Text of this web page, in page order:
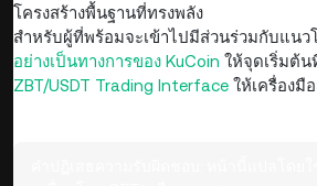
โครงสร้างพื้นฐานที่ทรงพลัง
สำหรับผู้ที่พร้อมจะเข้าไปมีส่วนร่วมกับแนว
อย่างเป็นทางการของ KuCoin ให้จุดเริ่มต้
ZBT/USDT Trading Interface ให้เครื่องมื